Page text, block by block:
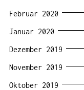
Februar 2020
Januar 2020
Dezember 2019
November 2019
Oktober 2019